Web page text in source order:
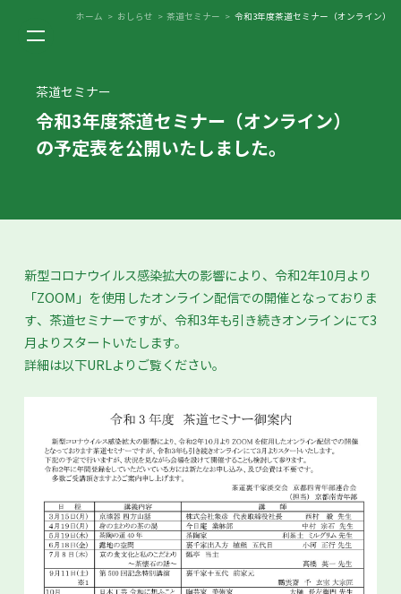
ホーム > おしらせ > 茶道セミナー > 令和3年度茶道セミナー（オンライン）
茶道セミナー
令和3年度茶道セミナー（オンライン）
の予定表を公開いたしました。
新型コロナウイルス感染拡大の影響により、令和2年10月より
「ZOOM」を使用したオンライン配信での開催となっておりま
す、茶道セミナーですが、令和3年も引き続きオンラインにて3
月よりスタートいたします。
詳細は以下URLよりご覧ください。